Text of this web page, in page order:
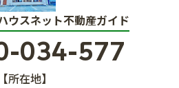
ウスネット不動産ガイド
034-577
【所在地】